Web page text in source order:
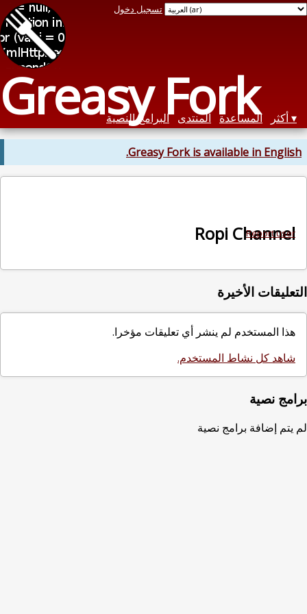
Greasy Fork
تسجيل دخول
البرامج النصية المنتدى المساعدة أكثر
Greasy Fork is available in English.
Report user
Ropi Channel
التعليقات الأخيرة
هذا المستخدم لم ينشر أي تعليقات مؤخرا.
شاهد كل نشاط المستخدم.
برامج نصية
لم يتم إضافة برامج نصية